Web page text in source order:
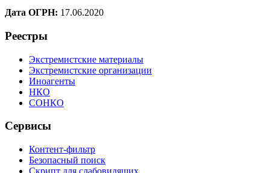
Дата ОГРН: 17.06.2020
Реестры
Экстремистские материалы
Экстремистские организации
Иноагенты
НКО
СОНКО
Сервисы
Контент-фильтр
Безопасный поиск
Скрипт для слабовидящих